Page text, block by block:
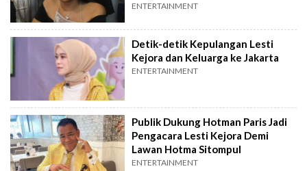
ENTERTAINMENT
Detik-detik Kepulangan Lesti
Kejora dan Keluarga ke Jakarta
ENTERTAINMENT
Publik Dukung Hotman Paris Jadi
Pengacara Lesti Kejora Demi
Lawan Hotma Sitompul
ENTERTAINMENT